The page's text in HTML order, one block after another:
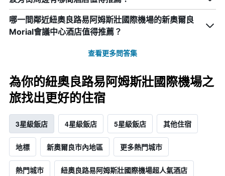
哪一間鄰近紐奧良路易阿姆斯壯國際機場的新奧爾良
Morial會議中心酒店值得推薦？
查看更多問答集
為你的紐奧良路易阿姆斯壯國際機場之
旅找出更好的住宿
3星級飯店 4星級飯店 5星級飯店 其他住宿
地標 新奧爾良市內地區 更多熱門城市
熱門城市 紐奧良路易阿姆斯壯國際機場超人氣酒店